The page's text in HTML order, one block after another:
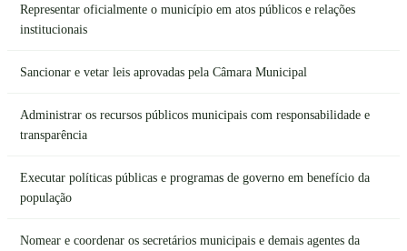
Representar oficialmente o município em atos públicos e relações
institucionais
Sancionar e vetar leis aprovadas pela Câmara Municipal
Administrar os recursos públicos municipais com responsabilidade e
transparência
Executar políticas públicas e programas de governo em benefício da
população
Nomear e coordenar os secretários municipais e demais agentes da